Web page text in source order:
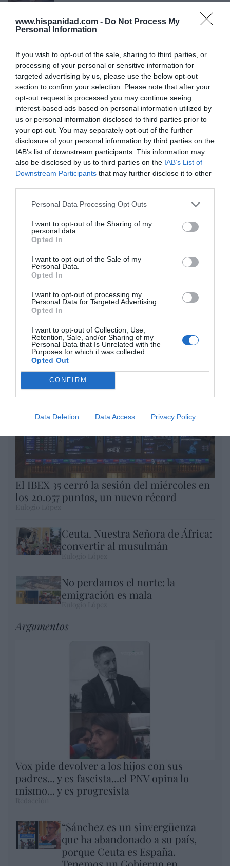
www.hispanidad.com - Do Not Process My
Personal Information
If you wish to opt-out of the sale, sharing to third parties, or
processing of your personal or sensitive information for
targeted advertising by us, please use the below opt-out
section to confirm your selection. Please note that after your
opt-out request is processed you may continue seeing
interest-based ads based on personal information utilized by
us or personal information disclosed to third parties prior to
your opt-out. You may separately opt-out of the further
disclosure of your personal information by third parties on the
IAB’s list of downstream participants. This information may
also be disclosed by us to third parties on the IAB’s List of
Downstream Participants that may further disclose it to other
Personal Data Processing Opt Outs
I want to opt-out of the Sharing of my
personal data.
Opted In
I want to opt-out of the Sale of my
Personal Data.
Opted In
I want to opt-out of processing my
Personal Data for Targeted Advertising.
Opted In
I want to opt-out of Collection, Use,
Retention, Sale, and/or Sharing of my
Personal Data that Is Unrelated with the
Purposes for which it was collected.
Opted Out
CONFIRM
Data Deletion Data Access Privacy Policy
Centenario de la guerra cristera: ¡Viva Cristo
Rey!
Marcelo Gullo: “El trabajo de desmitificar la
historia, de poner la verdadera, de
desmontar la falsificación, es un trabajo
cristiano"
por Hispanidad
Artículos anteriores
DIARIO DE LA CORRUPCIÓN SANCHISTA
Audiencia Nacional prorroga seis meses la
investigación del caso Koldo, ante el
por Redacción
Opinión
Enormes minucias
por Eulogio López
El IBEX 35 cerró la sesión del miércoles en
los 20.057 puntos, un nuevo récord
Ceuta. Nuestra Señora de África:
convertir al musulmán
No perdamos el norte: la
emigración es mala
Argumentos
Vox pide devolver a los hijos con sus
padres... y es fascista...el PNV opina lo
mismo... y es progresista
“Sánchez es un sinvergüenza
que ha abandonado a su país,
porque Ceuta es España.